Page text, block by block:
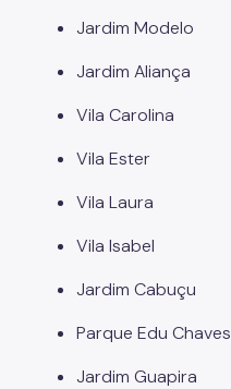
Jardim Modelo
Jardim Aliança
Vila Carolina
Vila Ester
Vila Laura
Vila Isabel
Jardim Cabuçu
Parque Edu Chaves
Jardim Guapira